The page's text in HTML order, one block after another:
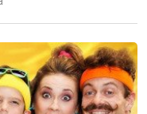
byť spolu a
význam
zdravý vzťah,
blízkosť vo vzťahu,
živote, emocionálna